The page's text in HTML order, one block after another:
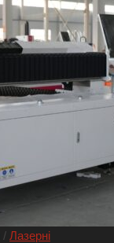
/ Лазерні